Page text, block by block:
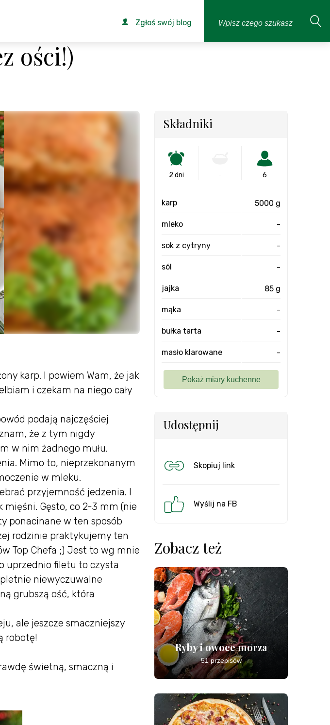
Zgłoś swój blog
ości!)
karp. I powiem Wam, że jak
i czekam na niego cały
podają najczęściej
że z tym nigdy
w nim żadnego mułu.
Mimo to, nieprzekonanym
w mleku.
przyjemność jedzenia. I
mięśni. Gęsto, co 2-3 mm (nie
ponacinane w ten sposób
rodzinie praktykujemy ten
Top Chefa ;) Jest to wg mnie
uprzednio filetu to czysta
niewyczuwalne
grubszą ość, która
ale jeszcze smaczniejszy
robotę!
świetną, smaczną i
Składniki
2 dni 6
karp 5000 g
mleko -
sok z cytryny -
sól -
jajka 85 g
mąka -
bułka tarta -
masło klarowane -
Udostępnij
Skopiuj link
Wyślij na FB
Zobacz też
Ryby i owoce morza
51 przepisów